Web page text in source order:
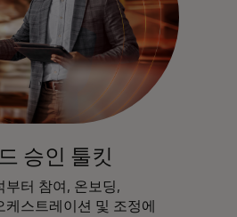
승인 툴킷
부터 참여, 온보딩,
케스트레이션 및 조정에